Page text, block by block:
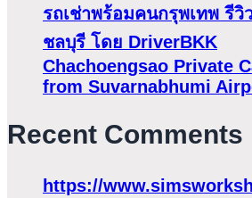
รถเช่าพร้อมคนกรุพเทพ รีวิ
ชลบุรี โดย DriverBKK
Chachoengsao Private
from Suvarnabhumi
Recent Comments
https://